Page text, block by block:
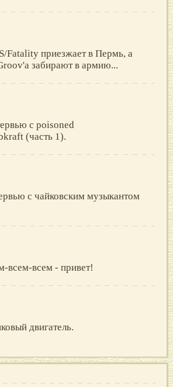
Fatality приезжает в Пермь, а
забирают в армию...
с poisoned
(часть 1).
с чайковским музыкантом
всем-всем - пpивет!
двигатель.